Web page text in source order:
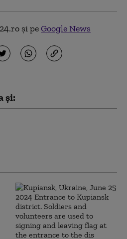
și peGoogle News
și: